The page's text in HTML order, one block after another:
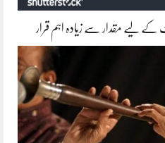
مقدار سے زیادہ اہم قرار